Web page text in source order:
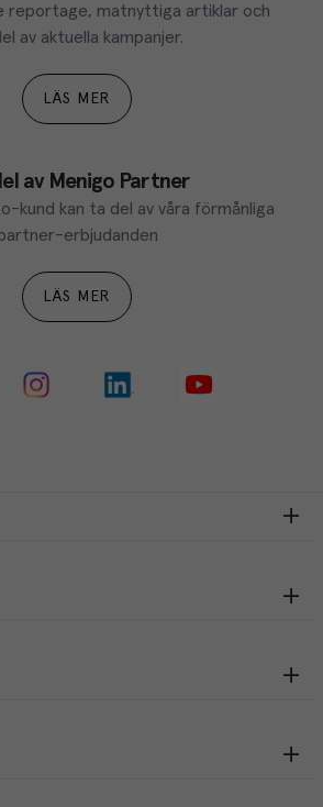
reportage, matnyttiga artiklar och
av aktuella kampanjer.
LÄS MER
av Menigo Partner
kund kan ta del av våra förmånliga
erbjudanden
LÄS MER